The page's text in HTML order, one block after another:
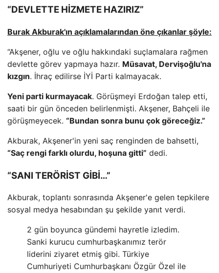
“DEVLETTE HİZMETE HAZIRIZ”
Burak Akburak'ın açıklamalarından öne çıkanlar şöyle:
“Akşener, oğlu ve oğlu hakkındaki suçlamalara rağmen
devlette görev yapmaya hazır. Müsavat, Dervişoğlu'na
kızgın. İhraç edilirse İYİ Parti kalmayacak.
Yeni parti kurmayacak. Görüşmeyi Erdoğan talep etti,
saati bir gün önceden belirlenmişti. Akşener, Bahçeli ile
görüşmeyecek. “Bundan sonra bunu çok göreceğiz.”
Akburak, Akşener'in yeni saç renginden de bahsetti,
“Saç rengi farklı olurdu, hoşuna gitti” dedi.
“SANI TERÖRİST GİBİ…”
Akburak, toplantı sonrasında Akşener'e gelen tepkilere
sosyal medya hesabından şu şekilde yanıt verdi.
2 gün boyunca gündemi hayretle izledim.
Sanki kurucu cumhurbaşkanımız terör
liderini ziyaret etmiş gibi. Türkiye
Cumhuriyeti Cumhurbaşkanı Özgür Özel ile